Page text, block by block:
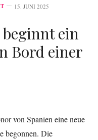
15. JUNI 2025
ein
Bord einer
von Spanien eine neue
begonnen. Die